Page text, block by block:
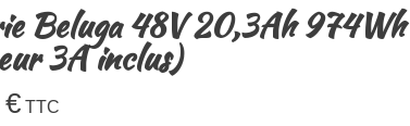
Beluga 48V 20,3Ah 974Wh
3A inclus)
€ TTC